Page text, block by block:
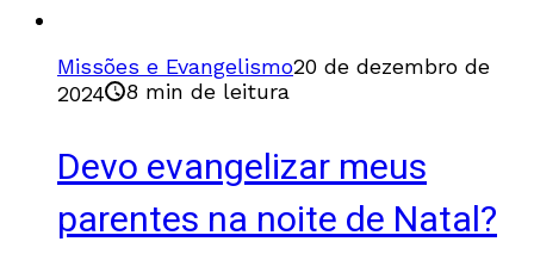
Missões e Evangelismo20 de dezembro de
2024
8 min de leitura
Devo evangelizar meus
parentes na noite de Natal?